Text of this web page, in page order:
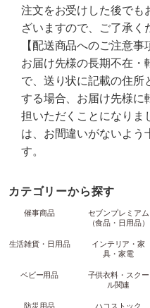
注文をお受けした後でも
ざいますので、ご了承く
【配送商品へのご注意事
お届け先様の長期不在・
で、送り状に記載の住所
する場合、お届け先様に
担いただくことになりま
は、お間違いがないよう
す。
カテゴリーから探す
催事商品
セブンプレミアム
（食品・日用品）
生活雑貨・日用品
インテリア・家
具・家電
ベビー用品
子供衣料・スクー
ル関連
防災用品 ハコストック